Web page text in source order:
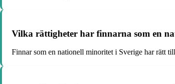
Vilka rättigheter har finnarna som en
Finnar som en nationell minoritet i Sverige har rätt